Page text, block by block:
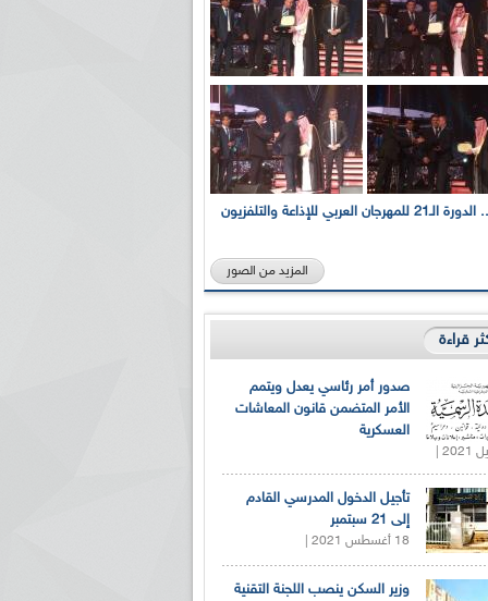
بالصور... الدورة الـ21 للمهرجان العربي للإذاعة والتلفزيون
المزيد من الصور
قراءة
صدور أمر رئاسي يعدل ويتمم
الأمر المتضمن قانون المعاشات
العسكرية
تأجيل الدخول المدرسي القادم
إلى 21 سبتمبر
18 أغسطس 2021 |
وزير السكن ينصب اللجنة التقنية